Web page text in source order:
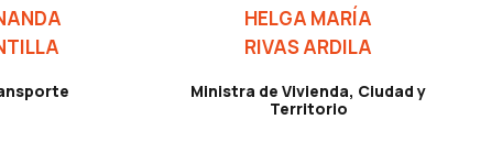
HELGA MARÍA
RIVAS ARDILA
Ministra de Vivienda, Ciudad y
Territorio